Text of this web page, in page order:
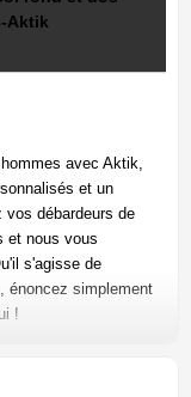
Aktik
avec Aktik,
et un
vos débardeurs de
et nous vous
s'agisse de
énoncez simplement
!